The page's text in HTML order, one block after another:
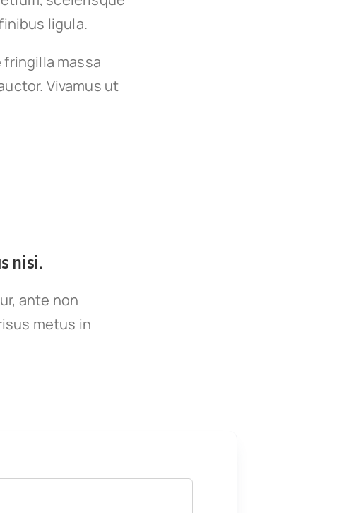
ligula.
massa
Vivamus ut
nisi.
ante non
metus in